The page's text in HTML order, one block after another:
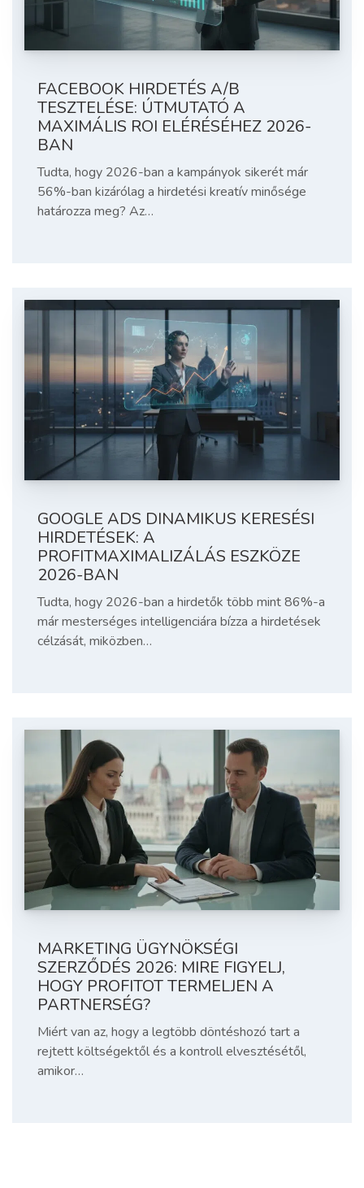
FACEBOOK HIRDETÉS A/B
TESZTELÉSE: ÚTMUTATÓ A
MAXIMÁLIS ROI ELÉRÉSÉHEZ 2026-
BAN
Tudta, hogy 2026-ban a kampányok sikerét már
56%-ban kizárólag a hirdetési kreatív minősége
határozza meg? Az…
GOOGLE ADS DINAMIKUS KERESÉSI
HIRDETÉSEK: A
PROFITMAXIMALIZÁLÁS ESZKÖZE
2026-BAN
Tudta, hogy 2026-ban a hirdetők több mint 86%-a
már mesterséges intelligenciára bízza a hirdetések
célzását, miközben…
MARKETING ÜGYNÖKSÉGI
SZERZŐDÉS 2026: MIRE FIGYELJ,
HOGY PROFITOT TERMELJEN A
PARTNERSÉG?
Miért van az, hogy a legtöbb döntéshozó tart a
rejtett költségektől és a kontroll elvesztésétől,
amikor…